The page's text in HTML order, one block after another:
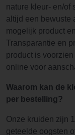
nature kleur- en/of
altijd een bewuste
mogelijk product
Transparantie en
product is
online voor
Waarom kan de
per bestelling?
Onze kruiden zijn
geteelde oogsten